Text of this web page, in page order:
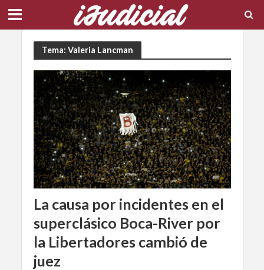
Tema: Valeria Lancman
La causa por incidentes en el
superclásico Boca-River por
la Libertadores cambió de
juez